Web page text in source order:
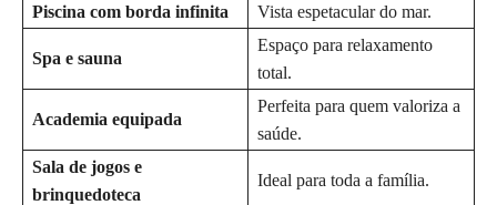
Piscina com borda infinita
Vista espetacular do mar.
Spa e sauna
Espaço para relaxamento
total.
Academia equipada
Perfeita para quem valoriza a
saúde.
Sala de jogos e
brinquedoteca
Ideal para toda a família.